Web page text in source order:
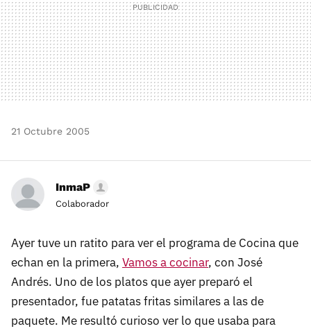
21 Octubre 2005
InmaP
Colaborador
Ayer tuve un ratito para ver el programa de Cocina que
echan en la primera, Vamos a cocinar, con José
Andrés. Uno de los platos que ayer preparó el
presentador, fue patatas fritas similares a las de
paquete. Me resultó curioso ver lo que usaba para